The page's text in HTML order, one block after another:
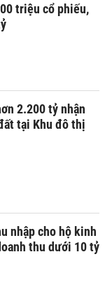
triệu cổ phiếu,
2.200 tỷ nhận
tại Khu đô thị
nhập cho hộ kinh
thu dưới 10 tỷ